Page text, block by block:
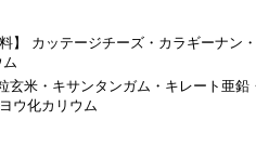
】 カッテージチーズ・カラギーナン
玄米・キサンタンガム・キレート亜
ウ化カリウム